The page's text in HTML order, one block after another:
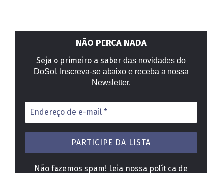
NÃO PERCA NADA
Seja o primeiro a saber das novidades do
DoSol. Inscreva-se abaixo e receba a nossa
Newsletter.
Endereço
de
e-
mail
Não fazemos spam! Leia nossa política de